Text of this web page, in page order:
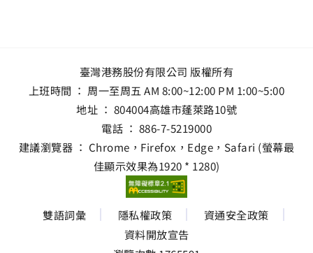
臺灣港務股份有限公司 版權所有
上班時間 ： 周一至周五 AM 8:00~12:00 PM 1:00~5:00
地址 ： 804004高雄市蓬萊路10號
電話 ： 886-7-5219000
建議瀏覽器 ： Chrome，Firefox，Edge，Safari (螢幕最
佳顯示效果為1920 * 1280)
雙語詞彙 隱私權政策
資通安全政策
資料開放宣告